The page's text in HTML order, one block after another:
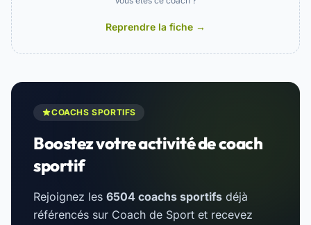
Reprendre la fiche →
COACHS SPORTIFS
Boostez votre activité de coach
sportif
Rejoignez les 6504 coachs sportifs déjà
référencés sur Coach de Sport et recevez